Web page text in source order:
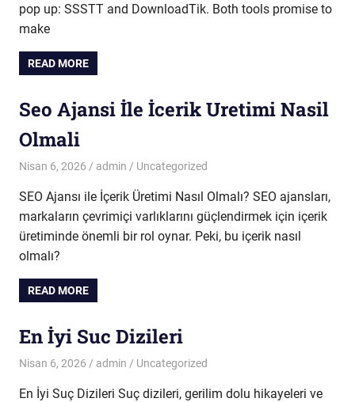
pop up: SSSTT and DownloadTik. Both tools promise to
make
READ MORE
Seo Ajansi İle İcerik Uretimi Nasil
Olmali
Nisan 6, 2026 admin Uncategorized
SEO Ajansı ile İçerik Üretimi Nasıl Olmalı? SEO ajansları,
markaların çevrimiçi varlıklarını güçlendirmek için içerik
üretiminde önemli bir rol oynar. Peki, bu içerik nasıl
olmalı?
READ MORE
En İyi Suc Dizileri
Nisan 6, 2026 admin Uncategorized
En İyi Suç Dizileri Suç dizileri, gerilim dolu hikayeleri ve